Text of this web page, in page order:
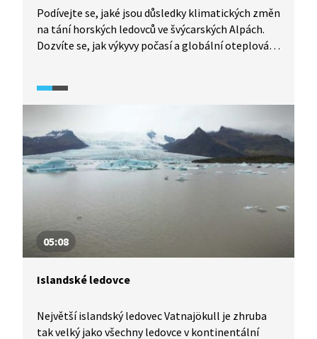
Podívejte se, jaké jsou důsledky klimatických změn
na tání horských ledovců ve švýcarských Alpách.
Dozvíte se, jak výkyvy počasí a globální oteplování
klimatologie?
05:08
Islandské ledovce
Největší islandský ledovec Vatnajökull je zhruba
tak velký jako všechny ledovce v kontinentální